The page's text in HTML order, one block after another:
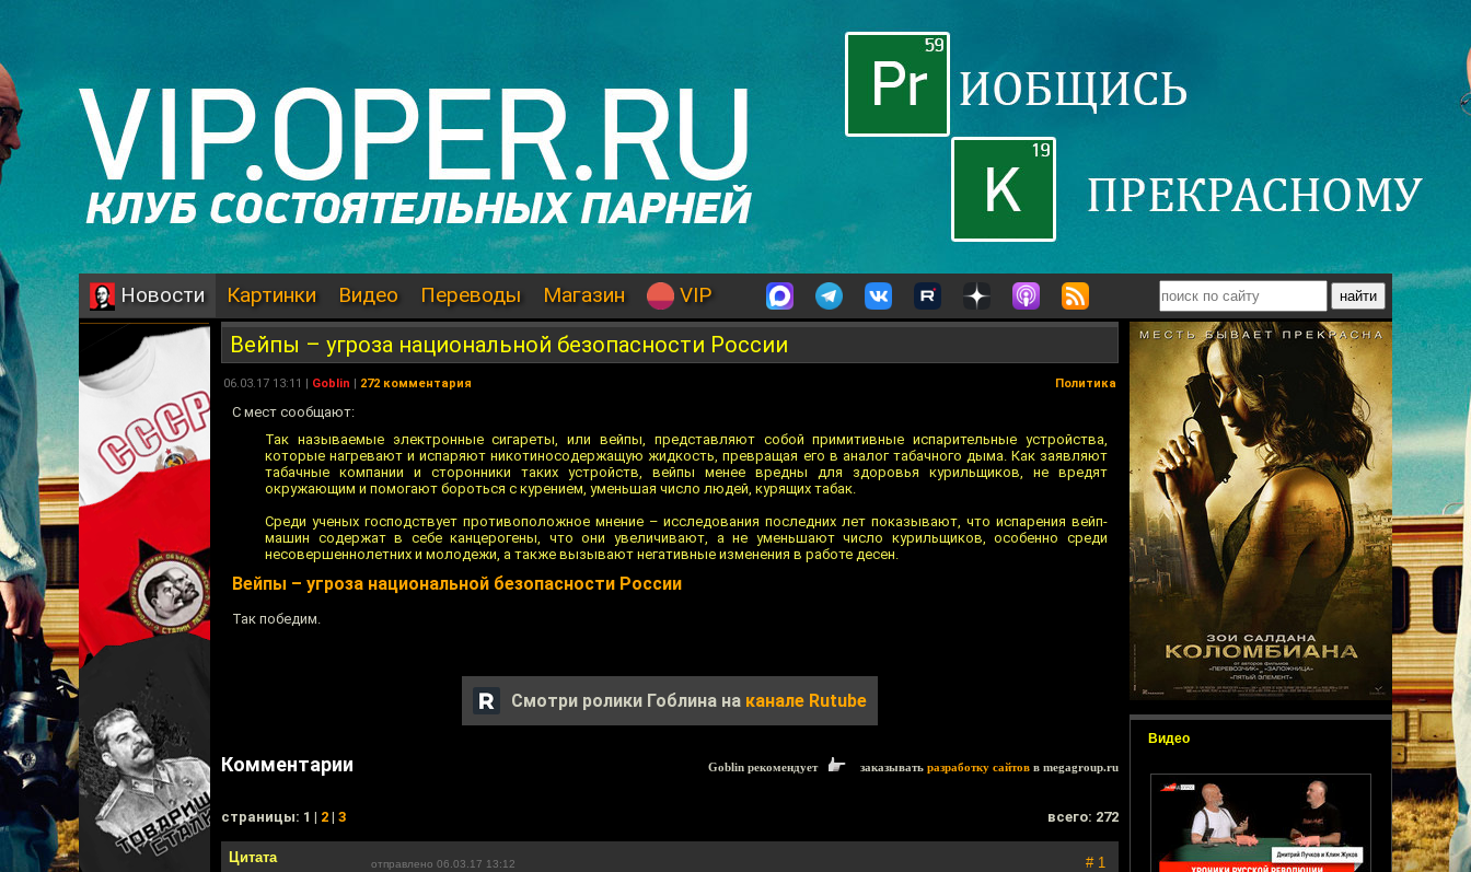
Новости Картинки Видео Переводы Магазин VIP
Видео
Вейпы – угроза национальной безопасности России
06.03.17 13:11 | Goblin | 272 комментария Политика
С мест сообщают:
Так называемые электронные сигареты, или вейпы, представляют собой примитивные испарительные устройства,
которые нагревают и испаряют никотиносодержащую жидкость, превращая его в аналог табачного дыма. Как заявляют
табачные компании и сторонники таких устройств, вейпы менее вредны для здоровья курильщиков, не вредят
окружающим и помогают бороться с курением, уменьшая число людей, курящих табак.
Среди ученых господствует противоположное мнение – исследования последних лет показывают, что испарения вейп-
машин содержат в себе канцерогены, что они увеличивают, а не уменьшают число курильщиков, особенно среди
несовершеннолетних и молодежи, а также вызывают негативные изменения в работе десен.
Вейпы – угроза национальной безопасности России
Так победим.
Смотри ролики Гоблина на канале Rutube
Комментарии Goblin рекомендует заказывать разработку сайтов в megagroup.ru
cтраницы: 1 | 2 | 3 всего: 272
Цитата отправлено 06.03.17 13:12 # 1